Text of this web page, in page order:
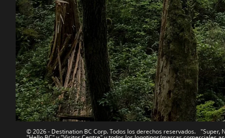
Destination BC
Contáctanos
Mapa del sitio
Acerca de
Legal y Políticas
Industria
Medios
Corporativo
简体
© 2026 - Destination BC Corp. Todos los derechos reservados. "Super,